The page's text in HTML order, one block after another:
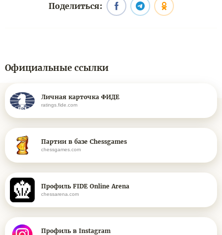
Поделиться:
Официальные ссылки
Личная карточка ФИДЕ
ratings.fide.com
Партии в базе Chessgames
chessgames.com
Профиль FIDE Online Arena
chessarena.com
Профиль в Instagram